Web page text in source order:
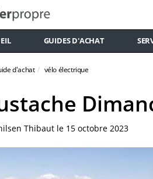
GUIDES D'ACHAT
d'achat vélo électrique
Thibaut le 15 octobre 2023